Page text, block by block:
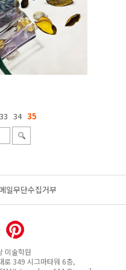
33 34 35
일무단수집거부
미술학원
로 349 시그마타워 6층,